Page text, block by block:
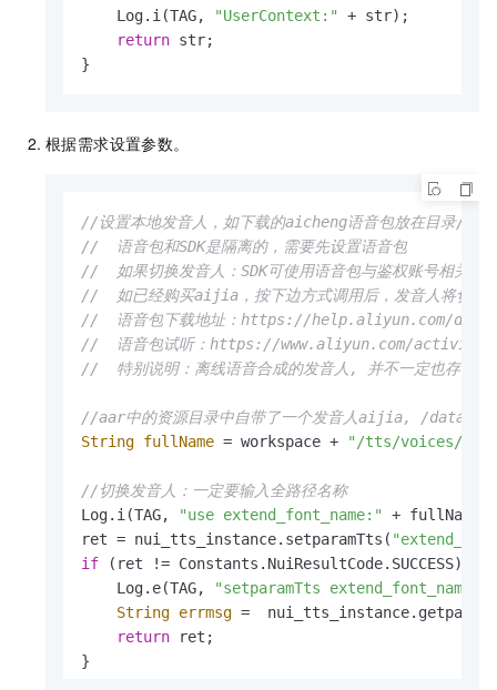
    Log.i(TAG,
"UserContext:"
+ str);
return str;
}
根据需求设置参数。
//设置本地发音人，如下载的aicheng语音包放在目录
//  语音包和SDK是隔离的，需要先设置语音包
//  如果切换发音人：SDK可使用语音包与鉴权账号相关，
//  如已经购买aijia，按下边方式调用后，发音人将切
//  语音包下载地址：https://help.aliyun.com/
//  语音包试听：https://www.aliyun.com/
//  特别说明：离线语音合成的发音人, 并不一定也存在于
//aar中的资源目录中自带了一个发音人aijia, /
String fullName = workspace + "/tts/voices/"
//切换发音人：一定要输入全路径名称
Log.i(TAG,
"use extend_font_name:"
+ fullName);
ret = nui_tts_instance.setparamTts(
if (ret != Constants.NuiResultCode.SUCCESS) {
    Log.e(TAG,
"setparamTts extend_font_name "
String errmsg =
return ret;
}